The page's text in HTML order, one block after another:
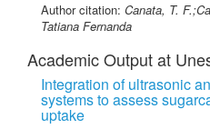
Author citation: Canata, T.
Tatiana Fernanda
Academic Output at
Integration of ultrasonic
systems to assess
uptake